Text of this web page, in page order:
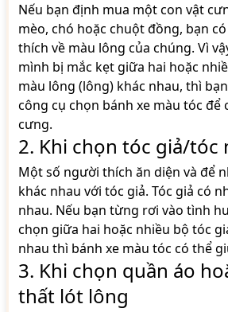
Nếu bạn định mua một con vật
mèo, chó hoặc chuột đồng, bạn
thích về màu lông của chúng. Vì
mình bị mắc kẹt giữa hai hoặc
màu lông (lông) khác nhau, thì
công cụ chọn bánh xe màu tóc để
cưng.
2. Khi chọn tóc giả/tóc
Một số người thích ăn diện và để
khác nhau với tóc giả. Tóc giả có
nhau. Nếu bạn từng rơi vào tình
chọn giữa hai hoặc nhiều bộ tóc
nhau thì bánh xe màu tóc có thể
3. Khi chọn quần áo
thất lót lông